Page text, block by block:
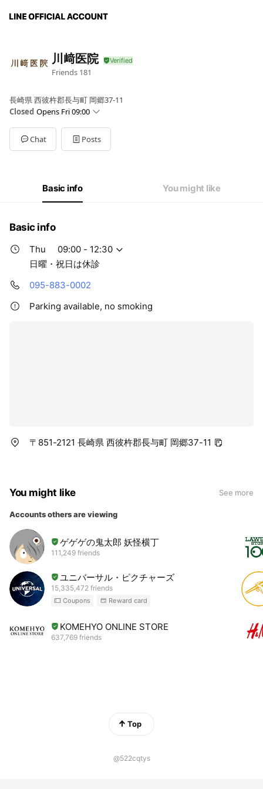
川﨑医院
Friends 181
長崎県 西彼杵郡長与町 岡郷37-11
Closed Opens Fri 09:00
SunClosed
Mon09:00 - 12:30,14:00 - 18:00
Tue
09:00 - 12:30,14:00 - 18:00
09:00 - 12:30
日曜・祝日は休診
Chat Posts
Basic info You might like
Basic info
Thu
09:00 - 12:30
日曜・祝日は休診
095-883-0002
Parking available, no smoking
〒851-2121 長崎県 西彼杵郡長与町 岡郷37-11
You might like See more
Accounts others are viewing
ゲゲゲの鬼太郎 妖怪横丁
111,249 friends
ユニバーサル・ピクチャーズ
15,335,472 friends
Coupons Reward card
KOMEHYO ONLINE STORE
637,769 friends
Top
@522cqtys